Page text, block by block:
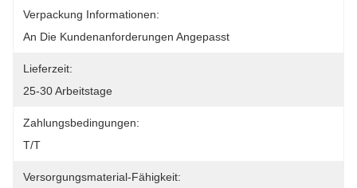
Verpackung Informationen:
An Die Kundenanforderungen Angepasst
Lieferzeit:
25-30 Arbeitstage
Zahlungsbedingungen:
T/T
Versorgungsmaterial-Fähigkeit: